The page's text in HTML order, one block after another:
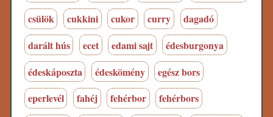
csülök
cukkini cukor curry
dagadó
darált hús
ecet edami sajt
édesburgonya
édeskáposzta
édeskömény
egész bors
eperlevél
fahéj fehérbor
fehérbors